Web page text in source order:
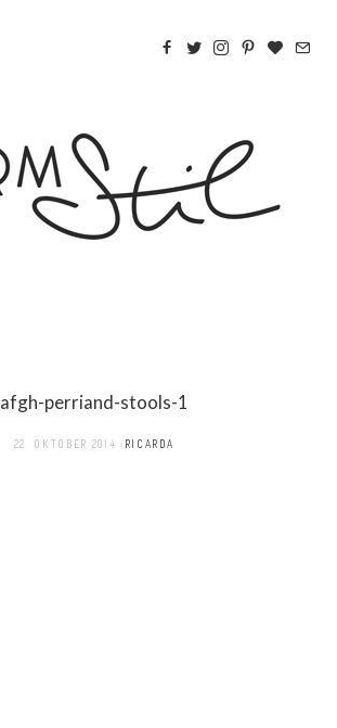
afgh-perriand-stools-1
22. OKTOBER 2014 RICARDA